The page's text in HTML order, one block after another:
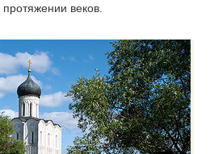
веков.